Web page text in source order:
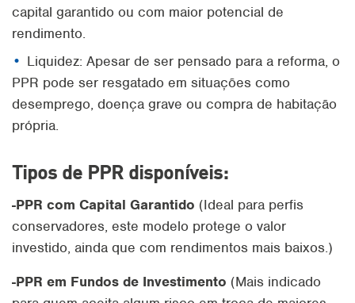
capital garantido ou com maior potencial de
rendimento.
Liquidez: Apesar de ser pensado para a reforma, o
PPR pode ser resgatado em situações como
desemprego, doença grave ou compra de habitação
própria.
Tipos de PPR disponíveis:
-PPR com Capital Garantido (Ideal para perfis
conservadores, este modelo protege o valor
investido, ainda que com rendimentos mais baixos.)
-PPR em Fundos de Investimento (Mais indicado